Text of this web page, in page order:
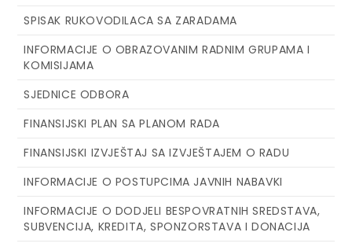
SPISAK RUKOVODILACA SA ZARADAMA
INFORMACIJE O OBRAZOVANIM RADNIM GRUPAMA I
KOMISIJAMA
SJEDNICE ODBORA
FINANSIJSKI PLAN SA PLANOM RADA
FINANSIJSKI IZVJEŠTAJ SA IZVJEŠTAJEM O RADU
INFORMACIJE O POSTUPCIMA JAVNIH NABAVKI
INFORMACIJE O DODJELI BESPOVRATNIH SREDSTAVA,
SUBVENCIJA, KREDITA, SPONZORSTAVA I DONACIJA